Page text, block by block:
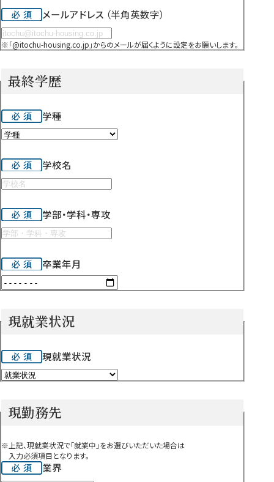
メールアドレス （半角英数字）
※「@itochu-housing.co.jp」からのメールが届くように設定をお願いします。
最終学歴
学種
学校名
学部・学科・専攻
卒業年月
現就業状況
現就業状況
現勤務先
※上記、現就業状況で「就業中」をお選びいただいた場合は
入力必須項目となります。
業界